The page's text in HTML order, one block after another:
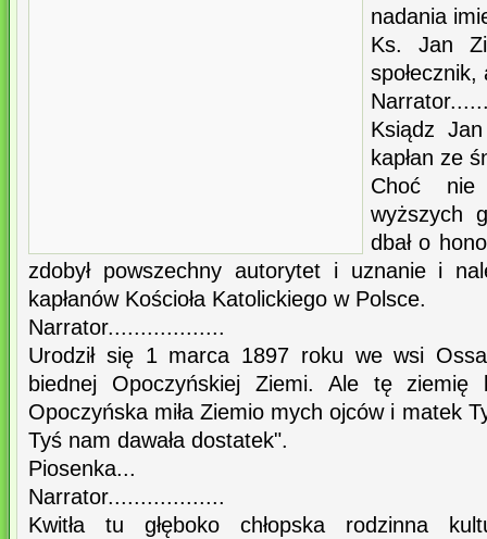
nadania
Ks. Jan
społecznik,
Ksiądz
kapłan ze
Choć nie
wyższych
dbał o
zdobył powszechny autorytet i uznanie i
kapłanów Kościoła Katolickiego w Polsce.
Narrator..................
Urodził się 1 marca 1897 roku we wsi
biednej Opoczyńskiej Ziemi. Ale tę ziemię
Opoczyńska miła Ziemio mych ojców i matek
Tyś nam dawała dostatek".
Piosenka...
Narrator..................
Kwitła tu głęboko chłopska rodzinna